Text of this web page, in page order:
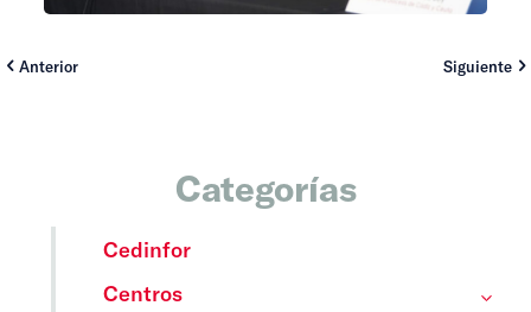
Anterior Siguiente
Categorías
Cedinfor
Centros